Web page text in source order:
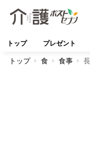
トップ プレゼント
トップ 食 食事